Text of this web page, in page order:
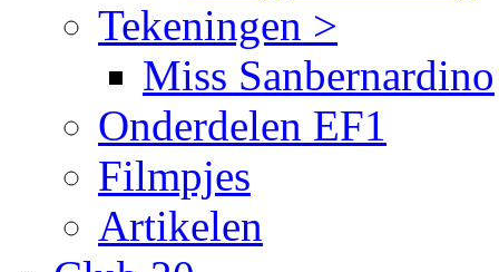
Tekeningen >
Miss Sanbernardino
Onderdelen EF1
Filmpjes
Artikelen